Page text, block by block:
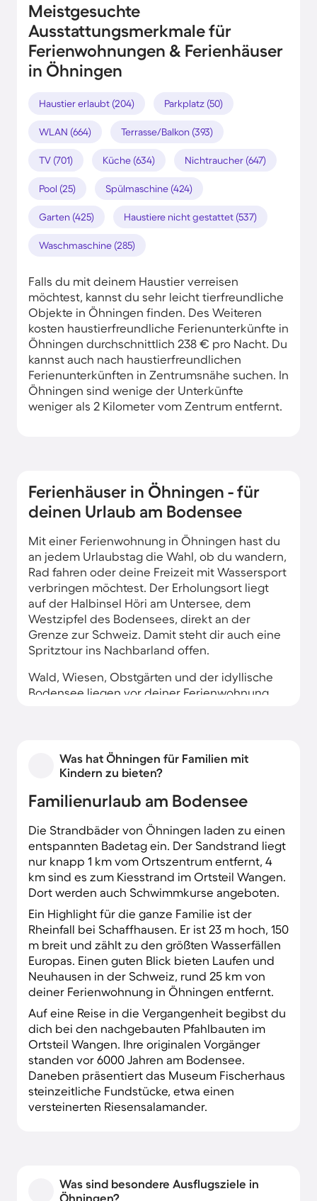
Meistgesuchte
Ausstattungsmerkmale für
Ferienwohnungen & Ferienhäuser
in Öhningen
Haustier erlaubt (204) Parkplatz (50)
WLAN (664) Terrasse/Balkon (393)
TV (701) Küche (634) Nichtraucher (647)
Pool (25) Spülmaschine (424)
Garten (425) Haustiere nicht gestattet (537)
Waschmaschine (285)
Falls du mit deinem Haustier verreisen
möchtest, kannst du sehr leicht tierfreundliche
Objekte in Öhningen finden. Des Weiteren
kosten haustierfreundliche Ferienunterkünfte in
Öhningen durchschnittlich 238 € pro Nacht. Du
kannst auch nach haustierfreundlichen
Ferienunterkünften in Zentrumsnähe suchen. In
Öhningen sind wenige der Unterkünfte
weniger als 2 Kilometer vom Zentrum entfernt.
Ferienhäuser in Öhningen - für
deinen Urlaub am Bodensee
Mit einer Ferienwohnung in Öhningen hast du
an jedem Urlaubstag die Wahl, ob du wandern,
Rad fahren oder deine Freizeit mit Wassersport
verbringen möchtest. Der Erholungsort liegt
auf der Halbinsel Höri am Untersee, dem
Westzipfel des Bodensees, direkt an der
Grenze zur Schweiz. Damit steht dir auch eine
Spritztour ins Nachbarland offen.
Wald, Wiesen, Obstgärten und der idyllische
Bodensee liegen vor deiner Ferienwohnung.
Klosterkirche von Schienen und wohnst
zwischen malerischen Fachwerkhäusern. Auch
deinem Ferienhaus in Öhningen aus besuchen.
Was hat Öhningen für Familien mit
Kindern zu bieten?
Familienurlaub am Bodensee
Die Strandbäder von Öhningen laden zu einen
entspannten Badetag ein. Der Sandstrand liegt
nur knapp 1 km vom Ortszentrum entfernt, 4
km sind es zum Kiesstrand im Ortsteil Wangen.
Dort werden auch Schwimmkurse angeboten.
Ein Highlight für die ganze Familie ist der
Rheinfall bei Schaffhausen. Er ist 23 m hoch, 150
m breit und zählt zu den größten Wasserfällen
Europas. Einen guten Blick bieten Laufen und
Neuhausen in der Schweiz, rund 25 km von
deiner Ferienwohnung in Öhningen entfernt.
Auf eine Reise in die Vergangenheit begibst du
dich bei den nachgebauten Pfahlbauten im
Ortsteil Wangen. Ihre originalen Vorgänger
standen vor 6000 Jahren am Bodensee.
Daneben präsentiert das Museum Fischerhaus
steinzeitliche Fundstücke, etwa einen
versteinerten Riesensalamander.
Was sind besondere Ausflugsziele in
Öhningen?